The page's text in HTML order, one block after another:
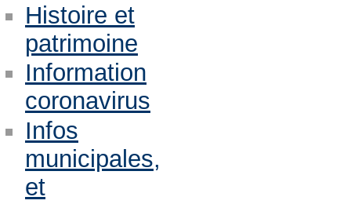
Histoire et
patrimoine
Information
coronavirus
Infos
municipales,
et